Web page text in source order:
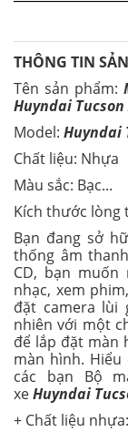
THÔNG TIN
Tên sản phẩm:
Huyndai Tucson
Model: Huyndai
Chất liệu: Nhựa
Màu sắc: Bạc...
Kích thước lòng
Bạn đang sở
thống âm
CD, bạn
nhạc, xem
đặt camera lùi
nhiên với một
để lắp đặt màn
màn hình.
các bạn Bộ
xeHuyndai
+ Chất liệu